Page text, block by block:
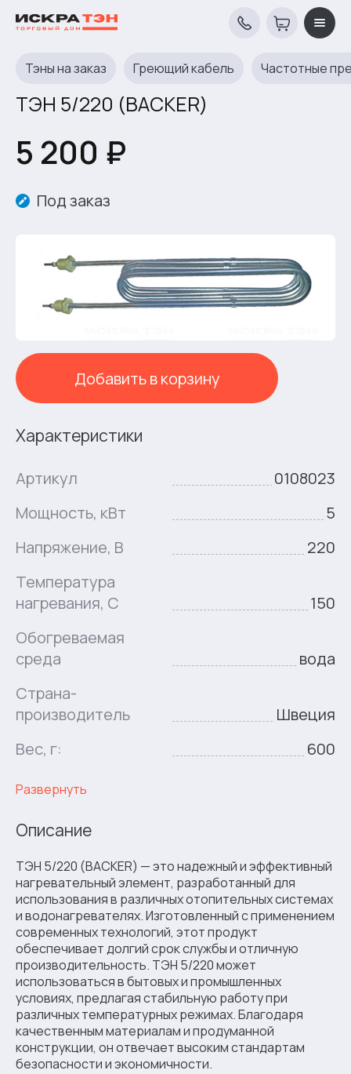
Тэны на заказ Греющий кабель Частотные
Характеристики
Артикул
0108023
Мощность, кВт
5
Напряжение, В
220
Температура
нагревания, C
150
Обогреваемая
среда
вода
Страна-
производитель
Швеция
Вес, г:
600
Развернуть
ТЭН 5/220 (BACKER)
5 200 ₽
Под заказ
Добавить в корзину
Описание
ТЭН 5/220 (BACKER) — это надежный и эффективный
нагревательный элемент, разработанный для
использования в различных отопительных системах
и водонагревателях. Изготовленный с применением
современных технологий, этот продукт
обеспечивает долгий срок службы и отличную
производительность. ТЭН 5/220 может
использоваться в бытовых и промышленных
условиях, предлагая стабильную работу при
различных температурных режимах. Благодаря
качественным материалам и продуманной
конструкции, он отвечает высоким стандартам
безопасности и экономичности.